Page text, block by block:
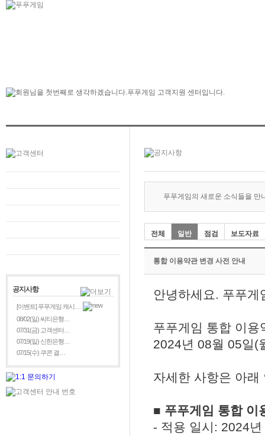
공지사항
[이벤트] 푸푸게임 캐시…
08/02(일) 씨티은행…
07/31(금) 고객센터…
07/19(일) 신한은행…
07/15(수) 쿠콘 결…
푸푸게임의 새로운 소식들을 만
전체 일반 점검 보도자료
통합 이용약관 변경 사전 안내
안녕하세요. 푸푸게
푸푸게임 통합 이용
2024년 08월 05일(
자세한 사항은 아
■ 푸푸게임 통합 이
- 적용 일시: 2024